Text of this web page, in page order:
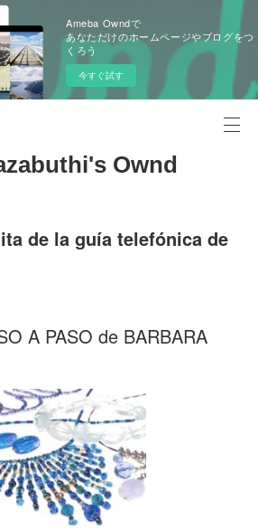
Ameba Owndで
あなただけのホームページやブログをつ
くろう
今すぐ試す
Ownd
de la guía telefónica de
A PASO de BARBARA